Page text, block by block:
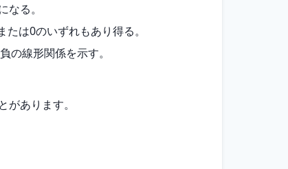
る。
は0のいずれもあり得る。
の線形関係を示す。
あります。